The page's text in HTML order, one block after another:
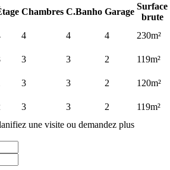
Chambres C.Banho Garage
Surface
brute
4 4 4 230m²
3 3 2 119m²
3 3 2 120m²
3 3 2
119m²
une visite ou demandez plus